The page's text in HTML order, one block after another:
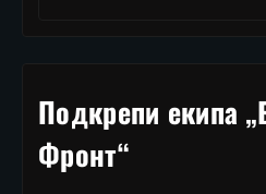
Подкрепи екипа
Фронт“